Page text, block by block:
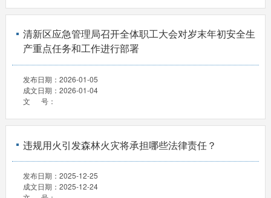
清新区应急管理局召开全体职工大会对岁末年初安全生
产重点任务和工作进行部署
发布日期： 2026-01-05
成文日期： 2026-01-04
文 号：
违规用火引发森林火灾将承担哪些法律责任？
发布日期： 2025-12-25
成文日期： 2025-12-24